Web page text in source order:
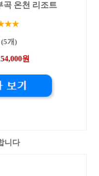
곡 온천 리조트
개)
원
니다